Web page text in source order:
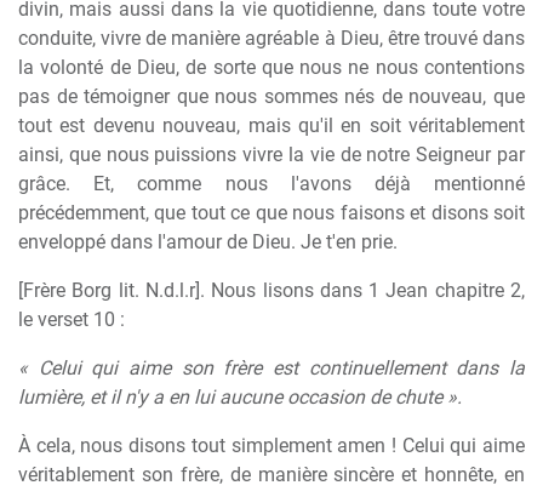
divin, mais aussi dans la vie quotidienne, dans toute votre
conduite, vivre de manière agréable à Dieu, être trouvé dans
la volonté de Dieu, de sorte que nous ne nous contentions
pas de témoigner que nous sommes nés de nouveau, que
tout est devenu nouveau, mais qu'il en soit véritablement
ainsi, que nous puissions vivre la vie de notre Seigneur par
grâce. Et, comme nous l'avons déjà mentionné
précédemment, que tout ce que nous faisons et disons soit
enveloppé dans l'amour de Dieu. Je t'en prie.
[Frère Borg lit. N.d.l.r]. Nous lisons dans 1 Jean chapitre 2,
le verset 10 :
« Celui qui aime son frère est continuellement dans la
lumière, et il n'y a en lui aucune occasion de chute ».
À cela, nous disons tout simplement amen ! Celui qui aime
véritablement son frère, de manière sincère et honnête, en